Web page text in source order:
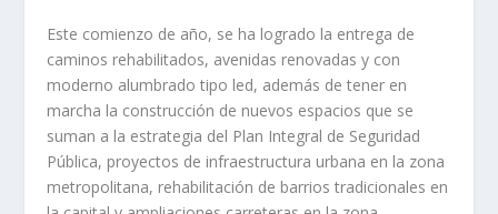
Este comienzo de año, se ha logrado la entrega de
caminos rehabilitados, avenidas renovadas y con
moderno alumbrado tipo led, además de tener en
marcha la construcción de nuevos espacios que se
suman a la estrategia del Plan Integral de Seguridad
Pública, proyectos de infraestructura urbana en la zona
metropolitana, rehabilitación de barrios tradicionales en